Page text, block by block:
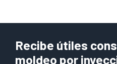
Recibe útiles
moldeo por